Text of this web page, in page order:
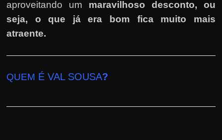
aproveitando um maravilhoso desconto, ou
seja, o que já era bom fica muito mais
atraente.
QUEM É VAL SOUSA?